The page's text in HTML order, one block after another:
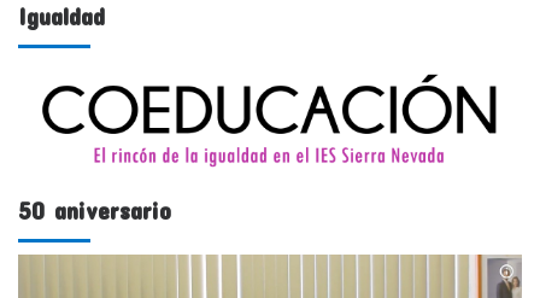
Igualdad
50 aniversario